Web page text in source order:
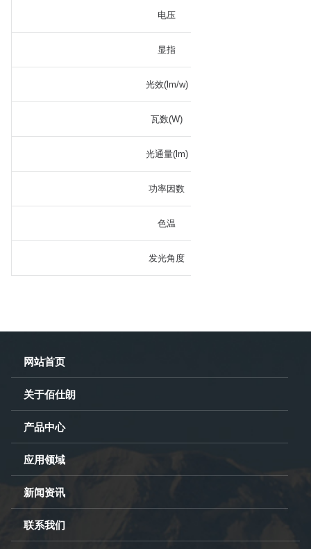
电压
显指
光效(lm/w)
瓦数(W)
光通量(lm)
功率因数
色温
发光角度
网站首页
关于佰仕朗
产品中心
应用领域
新闻资讯
联系我们